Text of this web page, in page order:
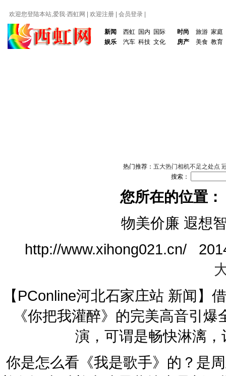
欢迎您登陆本站,爱我·西虹网 欢迎注册 会员登录
新闻 西虹 国内
国际
娱乐
汽车 科技 文化
时尚 旅游 家庭
房产
美食 教育
热门推荐： 五大热门相机不足之处点
搜索：
您所在的位置：
物美价廉 遐想
http://www.xihong021.cn/
【PConline河北石家庄站 新闻】
《你把我灌醉》的完美高音引
演，可谓是畅快淋漓
你是怎么看《我是歌手》的？是